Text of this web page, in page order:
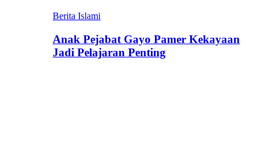
Berita Islami
Anak Pejabat Gayo Pamer Kekayaan
Jadi Pelajaran Penting